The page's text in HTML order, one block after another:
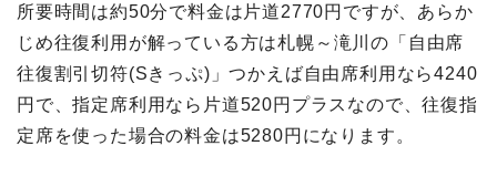
所要時間は約50分で料金は片道2770円ですが、あらか
じめ往復利用が解っている方は札幌～滝川の「自由席
往復割引切符(Sきっぷ)」つかえば自由席利用なら4240
円で、指定席利用なら片道520円プラスなので、往復指
定席を使った場合の料金は5280円になります。